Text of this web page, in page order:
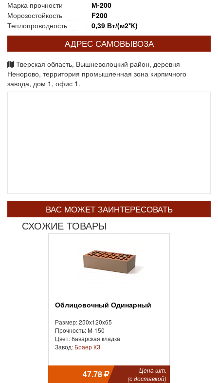
Марка прочности
М-200
Морозостойкость
F200
Теплопроводность
0,39 Вт/(м2*К)
АДРЕС САМОВЫВОЗА
Тверская область, Вышневолоцкий район, деревня
Ненорово, территория промышленная зона кирпичного
завода, дом 1, офис 1.
ВАС МОЖЕТ ЗАИНТЕРЕСОВАТЬ
СХОЖИЕ ТОВАРЫ
Облицовочный Одинарный
Размер: 250x120x65
Прочность: М-150
Цвет: баварская кладка
Завод: Браер КЗ
47.78
Цена шт.
(с доставкой)